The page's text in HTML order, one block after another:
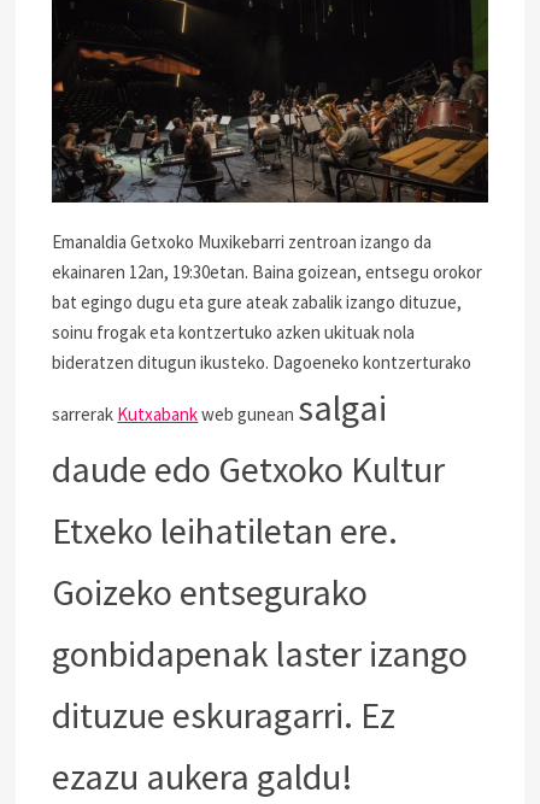
Emanaldia Getxoko Muxikebarri zentroan izango da
ekainaren 12an, 19:30etan. Baina goizean, entsegu orokor
bat egingo dugu eta gure ateak zabalik izango dituzue,
soinu frogak eta kontzertuko azken ukituak nola
bideratzen ditugun ikusteko. Dagoeneko kontzerturako
sarrerak Kutxabankweb gunean salgai
daude edo Getxoko Kultur
Etxeko leihatiletan ere.
Goizeko entsegurako
gonbidapenak laster izango
dituzue eskuragarri. Ez
ezazu aukera galdu!